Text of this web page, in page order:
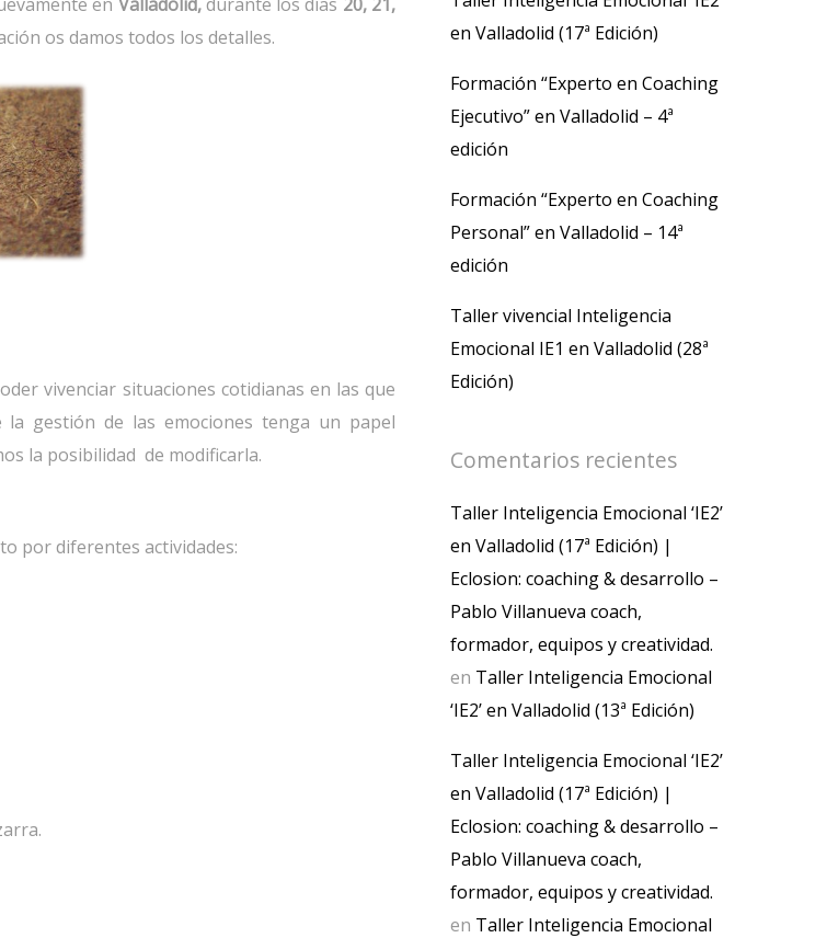
os damos todos los detalles.
vivenciar situaciones cotidianas en las que
gestión de las emociones tenga un papel
la posibilidad de modificarla.
por diferentes actividades:
en Valladolid (17ª Edición)
Formación “Experto en Coaching
Ejecutivo” en Valladolid – 4ª
edición
Formación “Experto en Coaching
Personal” en Valladolid – 14ª
edición
Taller vivencial Inteligencia
Emocional IE1 en Valladolid (28ª
Edición)
Comentarios recientes
Taller Inteligencia Emocional ‘IE2’
en Valladolid (17ª Edición) |
Eclosion: coaching & desarrollo –
Pablo Villanueva coach,
formador, equipos y creatividad.
en Taller Inteligencia Emocional
‘IE2’ en Valladolid (13ª Edición)
Taller Inteligencia Emocional ‘IE2’
en Valladolid (17ª Edición) |
Eclosion: coaching & desarrollo –
Pablo Villanueva coach,
formador, equipos y creatividad.
en Taller Inteligencia Emocional